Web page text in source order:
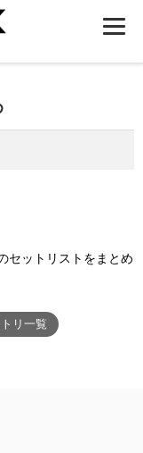
セットリストをまとめ
リ一覧